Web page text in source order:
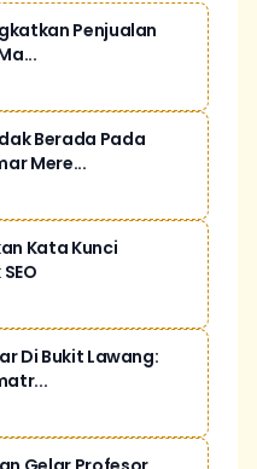
Penjualan
Berada Pada
Mere...
Kata Kunci
Di Bukit Lawang: